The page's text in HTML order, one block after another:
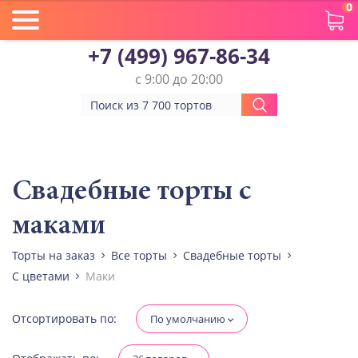
0
+7 (499) 967-86-34
с 9:00 до 20:00
Количество ярусов
Разные начинки для ярусов
Диабетическая-
Свадебные торты с
маками
Торты на заказ Все торты
Свадебные торты
С цветами
Маки
Отсортировать по: По умолчанию